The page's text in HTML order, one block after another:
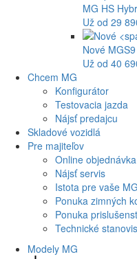
MG HS
Už od 29
Nové MGS9
Už od 40
Chcem MG
Konfigurátor
Testovacia jazda
Nájsť predajcu
Skladové vozidlá
Pre majiteľov
Online
Nájsť servis
Istota pre vaše MG
Ponuka zimných
Ponuka
Technické
Modely MG